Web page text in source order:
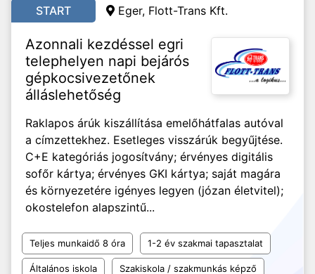
START Eger, Flott-Trans Kft.
Azonnali kezdéssel egri
telephelyen napi bejárós
gépkocsivezetőnek
álláslehetőség
Raklapos árúk kiszállítása emelőhátfalas autóval
a címzettekhez. Esetleges visszárúk begyűjtése.
C+E kategóriás jogosítvány; érvényes digitális
sofőr kártya; érvényes GKI kártya; saját magára
és környezetére igényes legyen (józan életvitel);
okostelefon alapszintű...
Teljes munkaidő 8 óra 1-2 év szakmai tapasztalat
Általános iskola Szakiskola / szakmunkás képző